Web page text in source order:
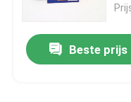
Fabrieksreis
Beste prijs